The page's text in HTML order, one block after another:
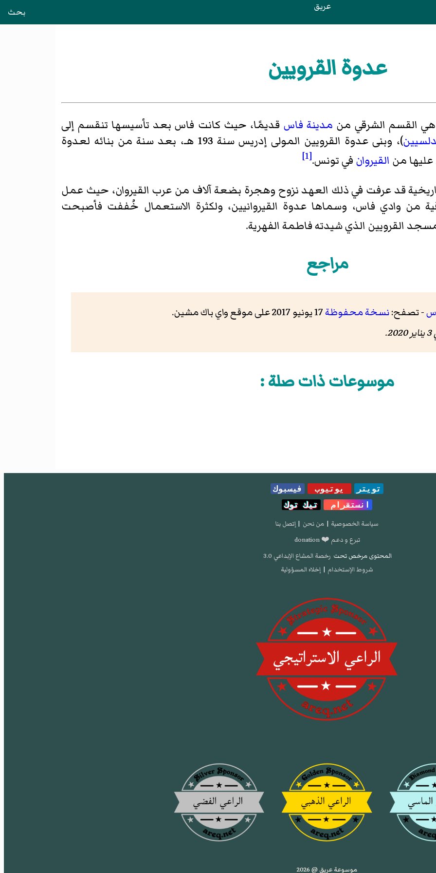
عريق بحث
عدوة القرويين
هي القسم الشرقي من مدينة فاس قديمًا، حيث كانت فاس بعد تأسيسها تنقسم إلى
)، وبنى عدوة القرويين المولى إدريس سنة 193 هـ، بعد سنة من بنائه لعدوة
عليها من القيروان في تونس.[1]
قد عرفت في ذلك العهد نزوح وهجرة بضعة آلاف من عرب القيروان، حيث عمل
من وادي فاس، وسماها عدوة القيروانيين، ولكثرة الاستعمال خُففت فأصبحت
القرويين الذي شيدته فاطمة الفهرية.
مراجع
- تصفح:نسخة محفوظة
موسوعات ذات صلة :
تويتر يوتيوب
فيسبوك
انستقرام
تيك توك
سياسة الخصوصية | من نحن | إتصل بنا
تبرع و دعم ❤️ donation
المحتوى مرخص تحت رخصة المشاع الإبداعي 3.0
شروط الإستخدام | إخلاء المسؤولية
موسوعة عريق @ 2026